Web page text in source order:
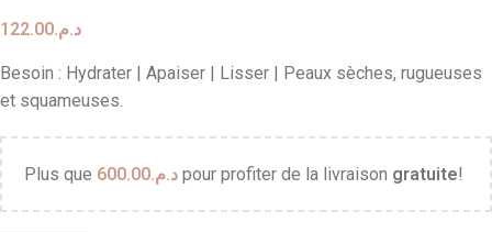
د.م.122.00
Besoin : Hydrater | Apaiser | Lisser | Peaux sèches, rugueuses
et squameuses.
Plus que د.م.600.00 pour profiter de la livraison gratuite!